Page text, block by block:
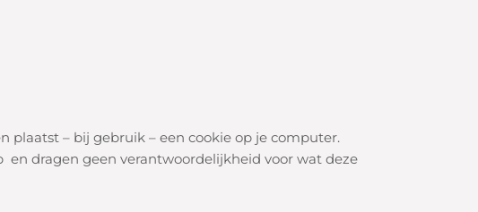
plaatst – bij gebruik – een cookie op je computer.
dragen geen verantwoordelijkheid voor wat deze